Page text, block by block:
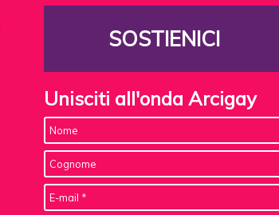
SOSTIENICI
Unisciti all'onda Arcigay